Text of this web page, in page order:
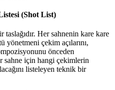
(Shot List)
Her sahnenin kare kare
çekim açılarını,
önceden
sahne için hangi çekimlerin
listeleyen teknik bir